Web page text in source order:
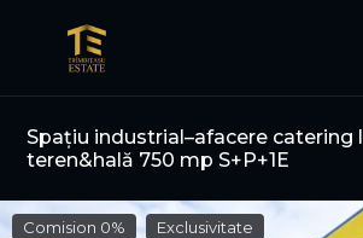
Spațiu industrial–afacere catering
teren&hală 750 mp S+P+1E
Comision 0% Exclusivitate